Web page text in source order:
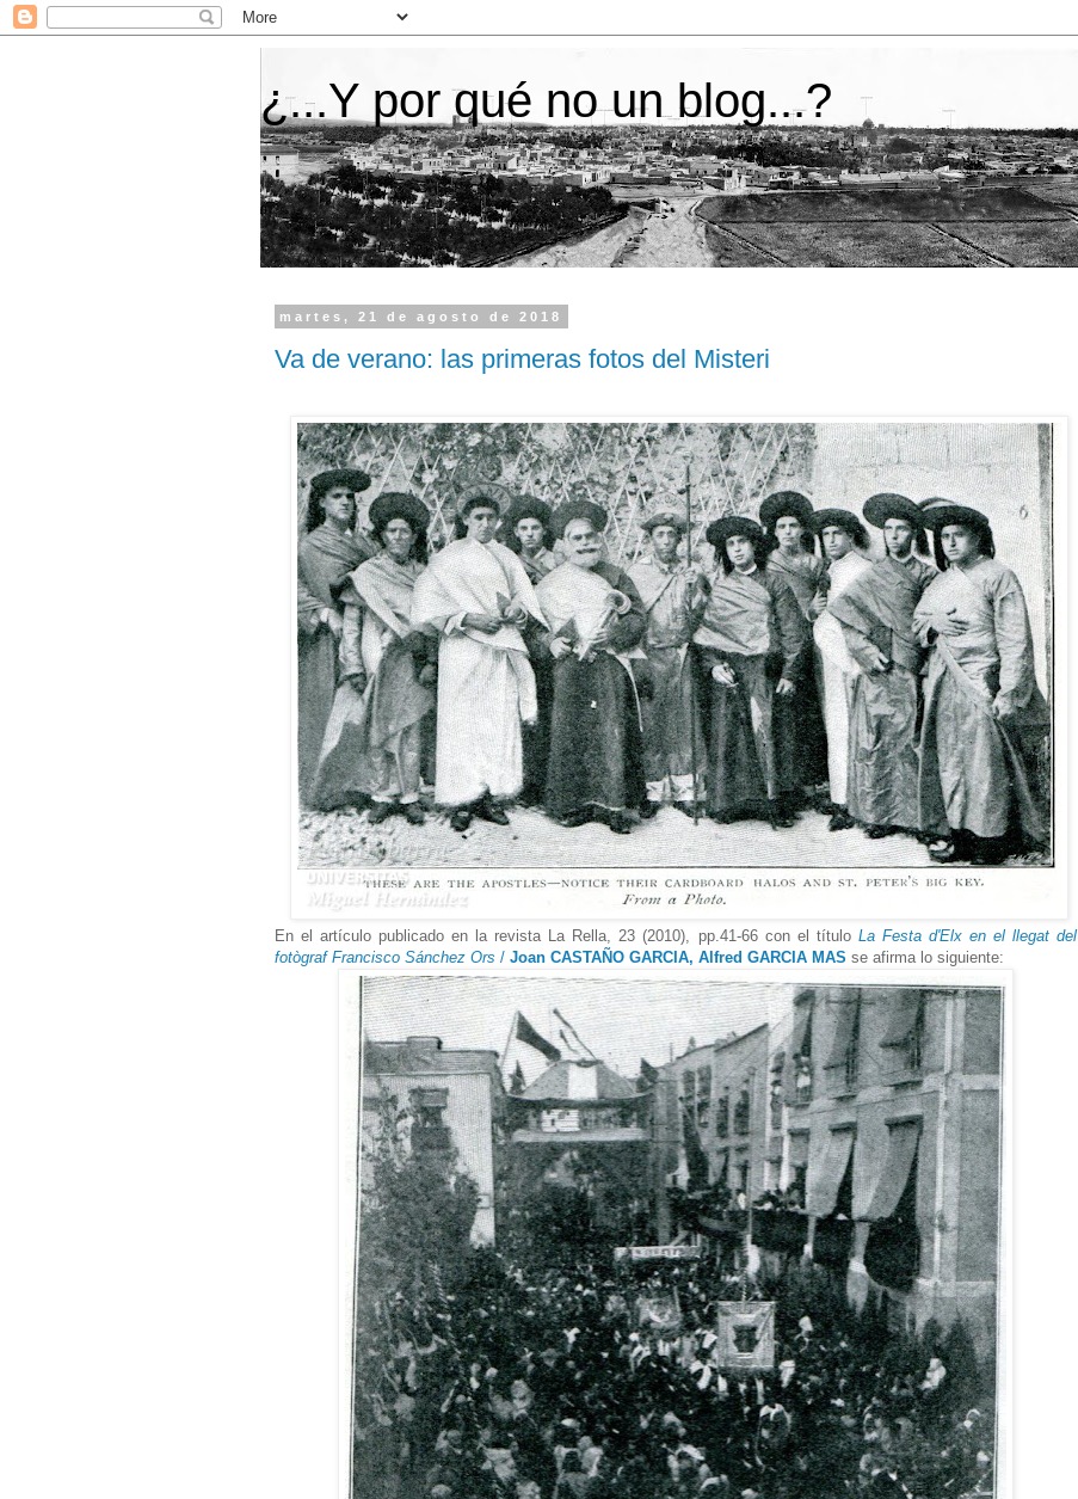
¿...Y por qué no un blog...?
martes, 21 de agosto de 2018
Va de verano: las primeras fotos del Misteri
En el artículo publicado en la revista La Rella, 23 (2010), pp.41-66 con el título La Festa d'Elx en el llegat del
fotògraf Francisco Sánchez Ors / Joan CASTAÑO GARCIA, Alfred GARCIA MAS se afirma lo siguiente: